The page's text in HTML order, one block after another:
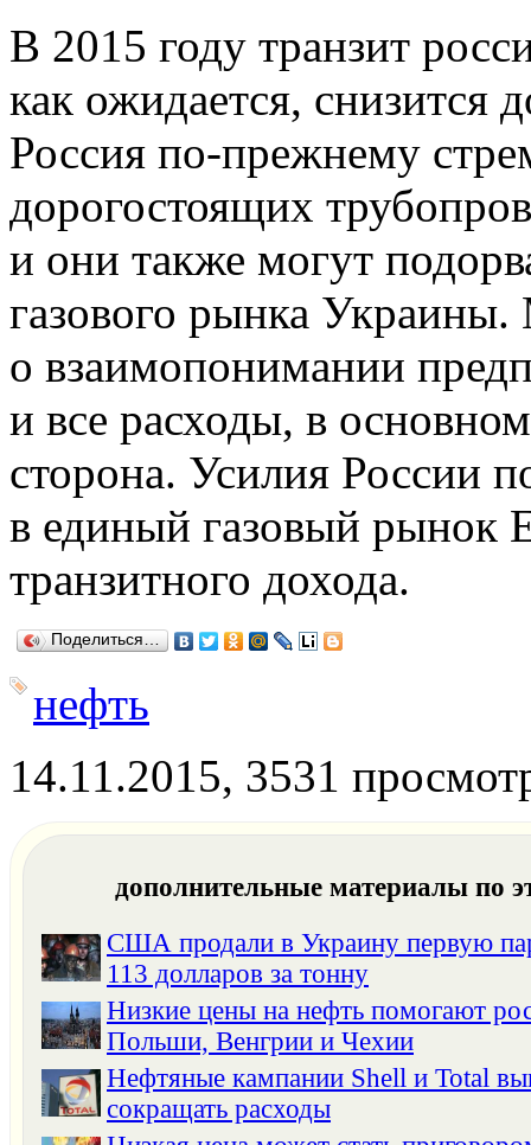
В 2015 году транзит
как ожидается, снизится
Россия по-прежнему
дорогостоящих
и они также могут
газового рынка
о взаимопонимании
и все расходы, в
сторона. Усилия России
в единый газовый рынок
транзитного дохода.
Поделиться…
нефть
14.11.2015, 3531
дополнительные материалы по
США продали в Украину первую
113 долларов за тонну
Низкие цены на нефть помогают
Польши, Венгрии и Чехии
Нефтяные кампании Shell и Total
сокращать расходы